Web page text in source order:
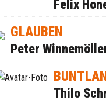
Felix
GLAUBEN
Peter
Thilo